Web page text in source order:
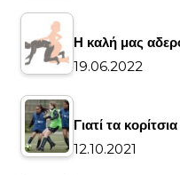
Η καλή μας
19.06.2022
Γιατί τα
12.10.2021